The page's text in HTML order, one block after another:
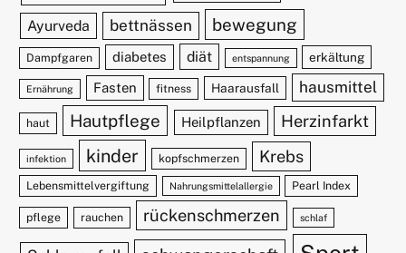
Ayurveda bettnässen bewegung
Dampfgaren diabetes diät entspannung erkältung
Ernährung Fasten fitness Haarausfall hausmittel
haut Hautpflege Heilpflanzen Herzinfarkt
infektion kinder kopfschmerzen Krebs
Lebensmittelvergiftung Nahrungsmittelallergie Pearl Index
pflege rauchen rückenschmerzen schlaf